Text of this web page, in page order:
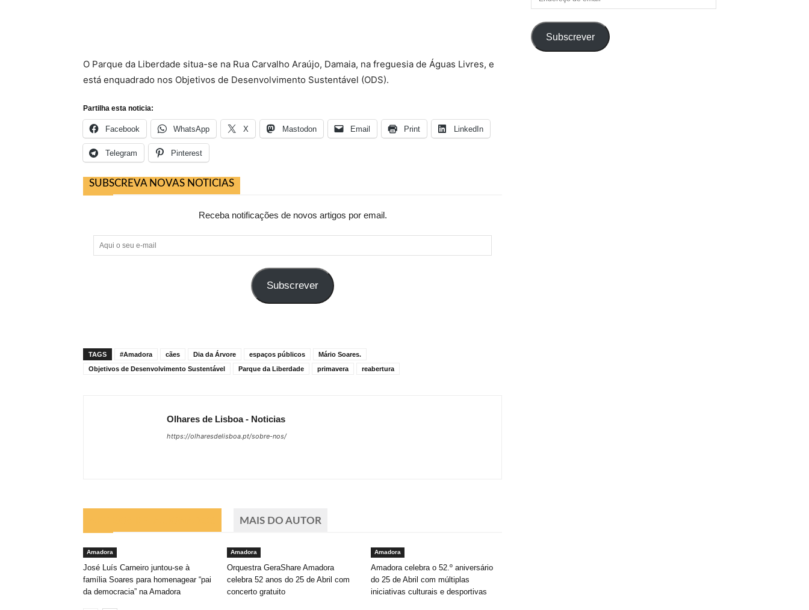
O Parque da Liberdade situa-se na Rua Carvalho Araújo, Damaia, na freguesia de Águas Livres, e
está enquadrado nos Objetivos de Desenvolvimento Sustentável (ODS).
Partilha esta noticia:
Facebook WhatsApp X Mastodon Email Print LinkedIn
Telegram Pinterest
SUBSCREVA NOVAS NOTICIAS
Receba notificações de novos artigos por email.
Aqui
o
Subscrever
TAGS #Amadora cães Dia da Árvore espaços públicos
Mário Soares.
Objetivos de Desenvolvimento Sustentável
Parque da Liberdade primavera reabertura
Olhares de Lisboa - Noticias
https://olharesdelisboa.pt/sobre-nos/
MAIS DO AUTOR
Amadora
José Luís Carneiro juntou-se à
família Soares para homenagear “pai
da democracia” na Amadora
Amadora
Orquestra GeraShare Amadora
celebra 52 anos do 25 de Abril com
concerto gratuito
Amadora
Amadora celebra o 52.º aniversário
do 25 de Abril com múltiplas
iniciativas culturais e desportivas
de
Subscrever